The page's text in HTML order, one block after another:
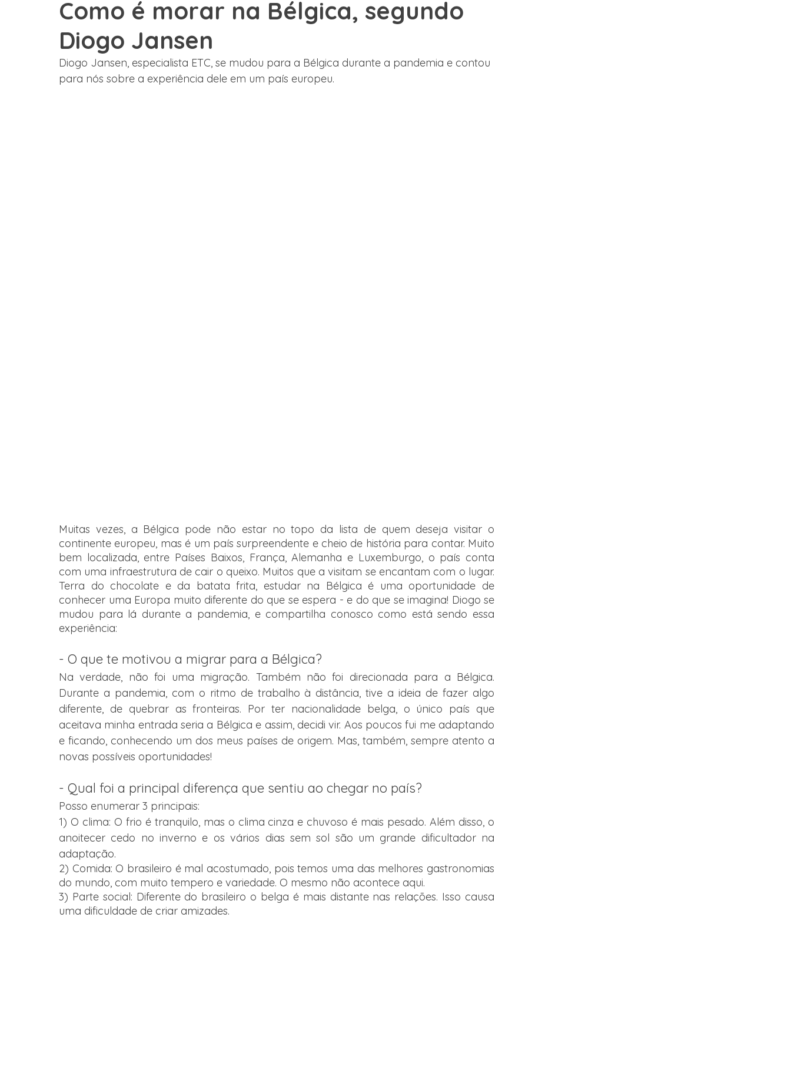
Austrália Estados Unidos
Depoimento College Canadá
Como é morar na Bélgica, segundo
Diogo Jansen
Diogo Jansen, especialista ETC, se mudou para a Bélgica durante a pandemia e contou
para nós sobre a experiência dele em um país europeu.
Muitas vezes, a Bélgica pode não estar no topo da lista de quem deseja visitar o
continente europeu, mas é um país surpreendente e cheio de história para contar. Muito
bem localizada, entre Países Baixos, França, Alemanha e Luxemburgo, o país conta
com uma infraestrutura de cair o queixo. Muitos que a visitam se encantam com o lugar.
Terra do chocolate e da batata frita, estudar na Bélgica é uma oportunidade de
conhecer uma Europa muito diferente do que se espera - e do que se imagina! Diogo se
mudou para lá durante a pandemia, e compartilha conosco como está sendo essa
experiência:
- O que te motivou a migrar para a Bélgica?
Na verdade, não foi uma migração. Também não foi direcionada para a Bélgica.
Durante a pandemia, com o ritmo de trabalho à distância, tive a ideia de fazer algo
diferente, de quebrar as fronteiras. Por ter nacionalidade belga, o único país que
aceitava minha entrada seria a Bélgica e assim, decidi vir. Aos poucos fui me adaptando
e ficando, conhecendo um dos meus países de origem. Mas, também, sempre atento a
novas possíveis oportunidades!
- Qual foi a principal diferença que sentiu ao chegar no país?
Posso enumerar 3 principais:
1) O clima: O frio é tranquilo, mas o clima cinza e chuvoso é mais pesado. Além disso, o
anoitecer cedo no inverno e os vários dias sem sol são um grande dificultador na
adaptação.
2) Comida: O brasileiro é mal acostumado, pois temos uma das melhores gastronomias
do mundo, com muito tempero e variedade. O mesmo não acontece aqui.
3) Parte social: Diferente do brasileiro o belga é mais distante nas relações. Isso causa
uma dificuldade de criar amizades.